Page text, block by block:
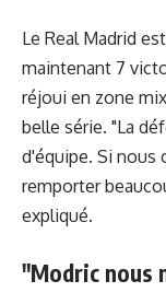
Le Real Madrid
maintenant 7
réjoui en zone
belle série. "La
d'équipe. Si nous
remporter
expliqué.
"Modric nous